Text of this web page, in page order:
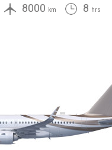
8000 km 8 hrs